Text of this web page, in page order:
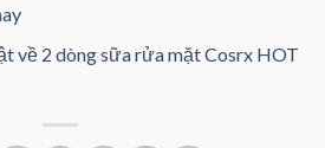
về 2 dòng sữa rửa mặt Cosrx HOT